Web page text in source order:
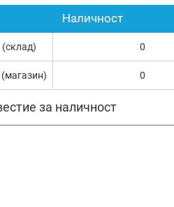
Наличност
0
0
за наличност